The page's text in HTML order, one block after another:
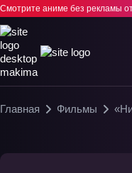
Смотрите аниме без рекламы
Главная Фильмы